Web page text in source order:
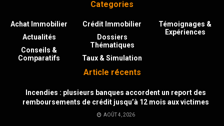
Categories
Achat Immobilier
Actualités
Conseils &
Comparatifs
Crédit Immobilier
Dossiers
Thématiques
Taux & Simulation
Témoignages &
Expériences
Article récents
Incendies : plusieurs banques accordent un report des
remboursements de crédit jusqu’à 12 mois aux victimes
AOÛT 4, 2026